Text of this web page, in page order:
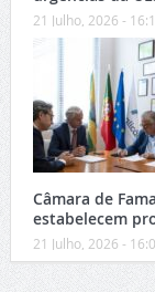
21 Julho, 2026 -
Câmara de
estabelecem
21 Julho, 2026 -